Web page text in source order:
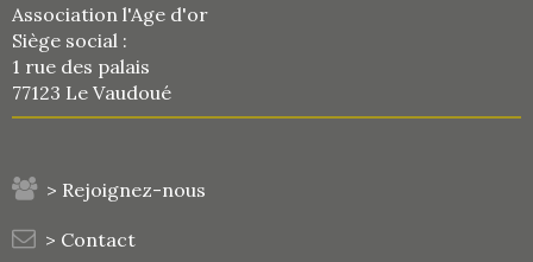
Association l'Age d'or
Siège social :
1 rue des palais
77123 Le Vaudoué
> Rejoignez-nous
> Contact